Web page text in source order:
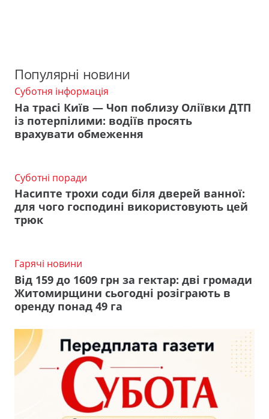
Популярні новини
Суботня інформація
На трасі Київ — Чоп поблизу Оліївки ДТП
із потерпілими: водіїв просять
врахувати обмеження
Суботні поради
Насипте трохи соди біля дверей ванної:
для чого господині використовують цей
трюк
Гарячі новини
Від 159 до 1609 грн за гектар: дві громади
Житомирщини сьогодні розіграють в
оренду понад 49 га